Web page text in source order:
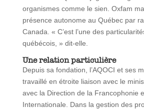
organismes comme le sien. Oxfam
présence autonome au Québec par
Canada. « C’est l’une des
québécois, » dit-elle.
Une relation particulière
Depuis sa fondation, l’AQOCI et ses
travaillé en étroite liaison avec le
avec la Direction de la Francophonie
Internationale. Dans la gestion des